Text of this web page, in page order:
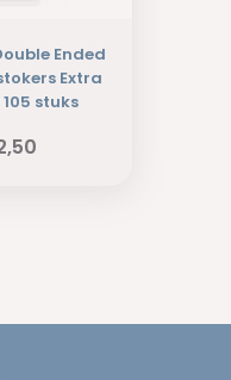
Ended
Extra
stuks